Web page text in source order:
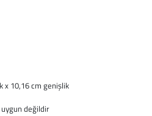
x 10,16 cm genişlik
uygun değildir